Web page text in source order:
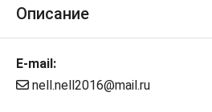
Описание
E-mail:
nell.nell2016@mail.ru